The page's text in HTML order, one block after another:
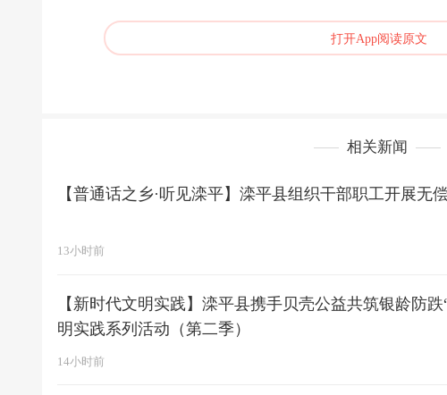
打开App阅读原文
相关新闻
【普通话之乡·听见滦平】滦平县组织干部职工开展无
13小时前
【新时代文明实践】滦平县携手贝壳公益共筑银龄防
明实践系列活动（第二季）
14小时前